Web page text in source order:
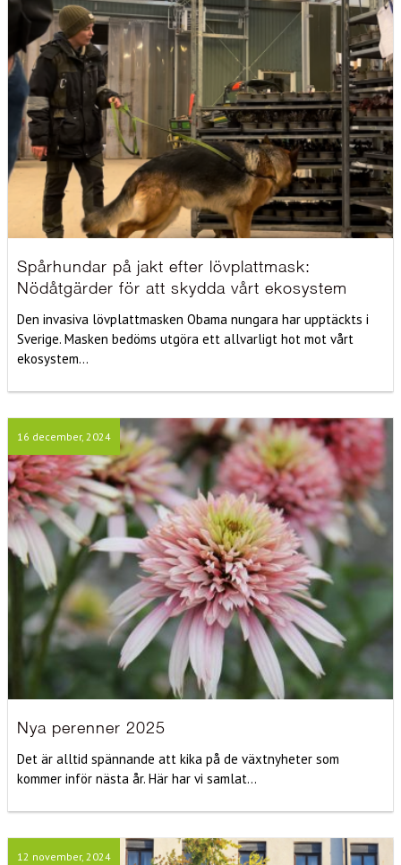
Spårhundar på jakt efter lövplattmask:
Nödåtgärder för att skydda vårt ekosystem
Den invasiva lövplattmasken Obama nungara har upptäckts i
Sverige. Masken bedöms utgöra ett allvarligt hot mot vårt
ekosystem...
16 december, 2024
Nya perenner 2025
Det är alltid spännande att kika på de växtnyheter som
kommer inför nästa år. Här har vi samlat...
12 november, 2024